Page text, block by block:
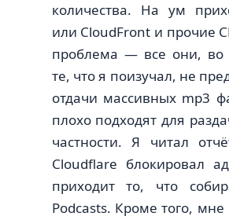
количества. На ум
или CloudFront и прочие
проблема — все они, во
те, что я поизучал, не
отдачи массивных mp3
плохо подходят для
частности. Я читал
Cloudflare блокировал
приходит то, что
Podcasts. Кроме того, мне